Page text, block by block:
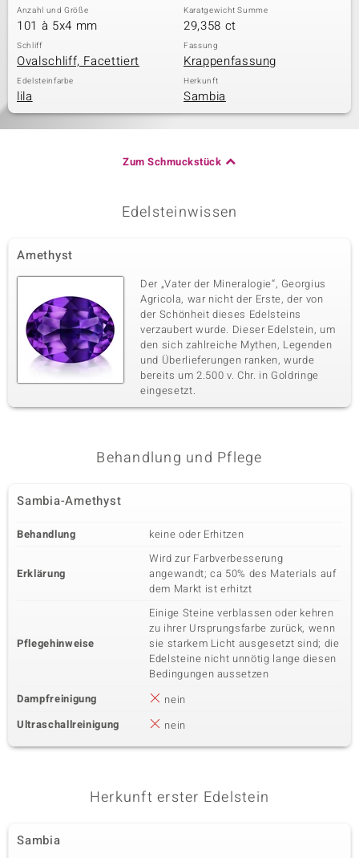
Anzahl und Größe
101 à 5x4 mm
Karatgewicht Summe
29,358 ct
Schliff
Ovalschliff, Facettiert
Fassung
Krappenfassung
Edelsteinfarbe
lila
Herkunft
Sambia
Zum Schmuckstück
Edelsteinwissen
Amethyst
Der „Vater der Mineralogie“, Georgius
Agricola, war nicht der Erste, der von
der Schönheit dieses Edelsteins
verzaubert wurde. Dieser Edelstein, um
den sich zahlreiche Mythen, Legenden
und Überlieferungen ranken, wurde
bereits um 2.500 v. Chr. in Goldringe
eingesetzt.
Behandlung und Pflege
Sambia-Amethyst
Behandlung keine oder Erhitzen
Erklärung
Wird zur Farbverbesserung
angewandt; ca 50% des Materials auf
dem Markt ist erhitzt
Pflegehinweise
Einige Steine verblassen oder kehren
zu ihrer Ursprungsfarbe zurück, wenn
sie starkem Licht ausgesetzt sind; die
Edelsteine nicht unnötig lange diesen
Bedingungen aussetzen
Dampfreinigung
nein
Ultraschallreinigung
nein
Herkunft erster Edelstein
Sambia